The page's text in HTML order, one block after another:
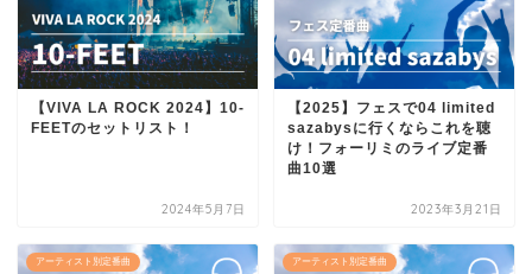
【VIVA LA ROCK 2024】10-
FEETのセットリスト！
2024年5月7日
【2025】フェスで04 limited
sazabysに行くならこれを聴
け！フォーリミのライブ定番
曲10選
2023年3月21日
アーティスト別定番曲 アーティスト別定番曲